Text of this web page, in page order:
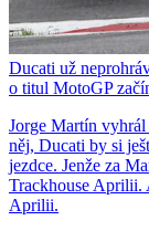
Ducati už
o titul MotoGP
Jorge Martín
něj, Ducati by si
jezdce. Jenže za
Trackhouse Aprilii.
Aprilii.